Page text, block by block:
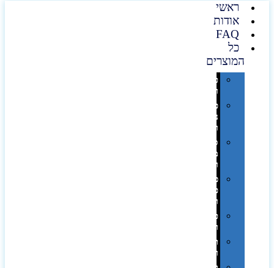
ראשי
אודות
FAQ
כל
המוצרים
טכנולוגיה
וגאדג'טים
פנאי,
נופש
ונסיעות
סביבת
משרד
ופרימיום
כלים,
פנסים
ורכב
טקסטיל
וחורף
תיקים
ומזוודות